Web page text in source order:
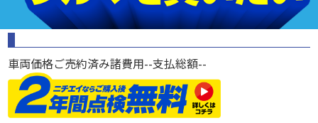
車両価格ご売約済み諸費用--支払総額--